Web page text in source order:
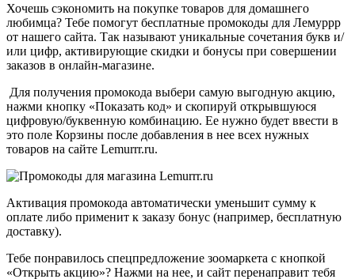
Хочешь сэкономить на покупке товаров для домашнего
любимца? Тебе помогут бесплатные промокоды для Лемуррр
от нашего сайта. Так называют уникальные сочетания букв и/
или цифр, активирующие скидки и бонусы при совершении
заказов в онлайн-магазине.
Для получения промокода выбери самую выгодную акцию,
нажми кнопку «Показать код» и скопируй открывшуюся
цифровую/буквенную комбинацию. Ее нужно будет ввести в
это поле Корзины после добавления в нее всех нужных
товаров на сайте Lemurrr.ru.
Активация промокода автоматически уменьшит сумму к
оплате либо применит к заказу бонус (например, бесплатную
доставку).
Тебе понравилось спецпредложение зоомаркета с кнопкой
«Открыть акцию»? Нажми на нее, и сайт перенаправит тебя